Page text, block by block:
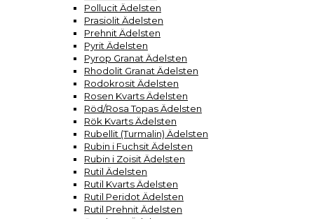
Pollucit Ädelsten
Prasiolit Ädelsten
Prehnit Ädelsten
Pyrit Ädelsten
Pyrop Granat Ädelsten
Rhodolit Granat Ädelsten
Rodokrosit Ädelsten
Rosen Kvarts Ädelsten
Röd/Rosa Topas Ädelsten
Rök Kvarts Ädelsten
Rubellit (Turmalin) Ädelsten
Rubin i Fuchsit Ädelsten
Rubin i Zoisit Ädelsten
Rutil Ädelsten
Rutil Kvarts Ädelsten
Rutil Peridot Ädelsten
Rutil Prehnit Ädelsten